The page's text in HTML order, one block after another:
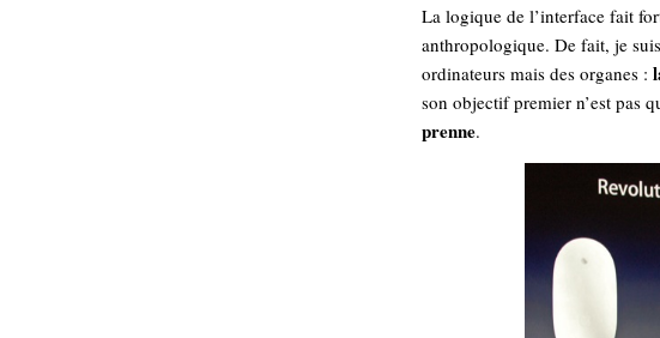
La logique de l’interface fait
anthropologique. De fait, je
ordinateurs mais des organes :
son objectif premier n’est pas
prenne.